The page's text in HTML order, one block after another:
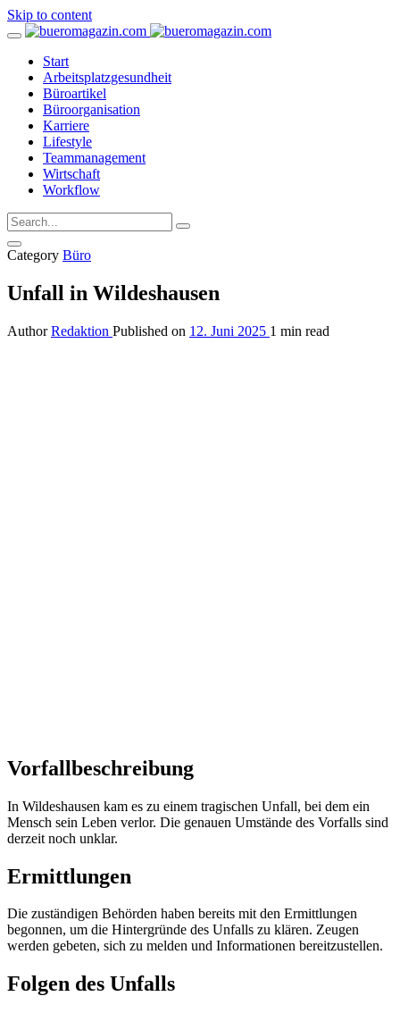
Skip to content
Start
Arbeitsplatzgesundheit
Büroartikel
Büroorganisation
Karriere
Lifestyle
Teammanagement
Wirtschaft
Workflow
Category Büro
Unfall in Wildeshausen
Author Redaktion Published on 12. Juni 2025 1 min read
Vorfallbeschreibung
In Wildeshausen kam es zu einem tragischen Unfall, bei dem ein
Mensch sein Leben verlor. Die genauen Umstände des Vorfalls sind
derzeit noch unklar.
Ermittlungen
Die zuständigen Behörden haben bereits mit den Ermittlungen
begonnen, um die Hintergründe des Unfalls zu klären. Zeugen
werden gebeten, sich zu melden und Informationen bereitzustellen.
Folgen des Unfalls